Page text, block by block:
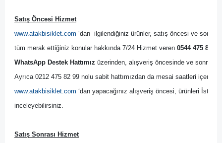
Satış Öncesi Hizmet
www.atakbisiklet.com ‘dan  ilgilendiğiniz ürünler, satış öncesi ve
tüm merak ettiğiniz konular hakkında 7/24 Hizmet veren 0544 475 82
WhatsApp Destek Hattımız üzerinden, alışveriş öncesinde ve
Ayrıca 0212 475 82 99 nolu sabit hattımızdan da mesai saatleri
www.atakbisiklet.com ‘dan yapacağınız alışveriş öncesi, ürünleri
inceleyebilirsiniz.
Satış Sonrası Hizmet